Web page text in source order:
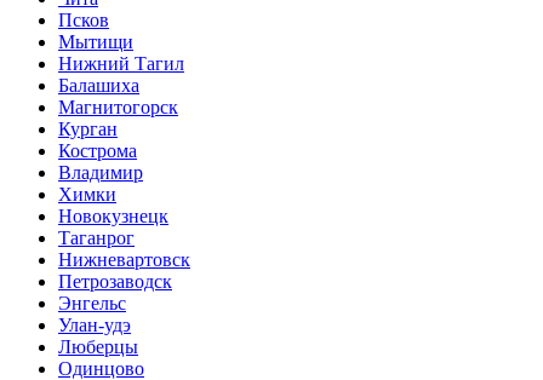
Псков
Мытищи
Нижний Тагил
Балашиха
Магнитогорск
Курган
Кострома
Владимир
Химки
Новокузнецк
Таганрог
Нижневартовск
Петрозаводск
Энгельс
Улан-удэ
Люберцы
Одинцово